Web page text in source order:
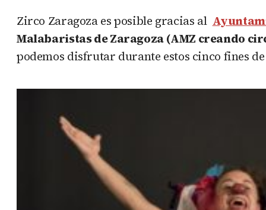
Zirco Zaragoza es posible gracias al
Malabaristas de Zaragoza (AMZ creando
podemos disfrutar durante estos cinco fines